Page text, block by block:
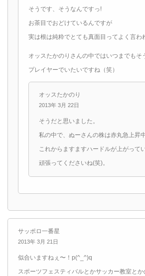
そうです、そうなんですっ!
お茶目でおどけているんですが
実は根は純粋でとても真面目ってよく言わ
オッスたかのりさんの中ではいつまでもそ
プレイヤーでいたいですね（笑）
オッスたかのり
2013年 3月 22日
そうだと思いました。
私の中で、ぬーさんの株は赤丸急上昇中
これからますますハードルが上がって
頑張ってくださいね(笑)。
サッポロ一番星
2013年 3月 21日
似合いますねぇ〜！p(^_^)q
スポーツフェスティバルとかサッカー教室と